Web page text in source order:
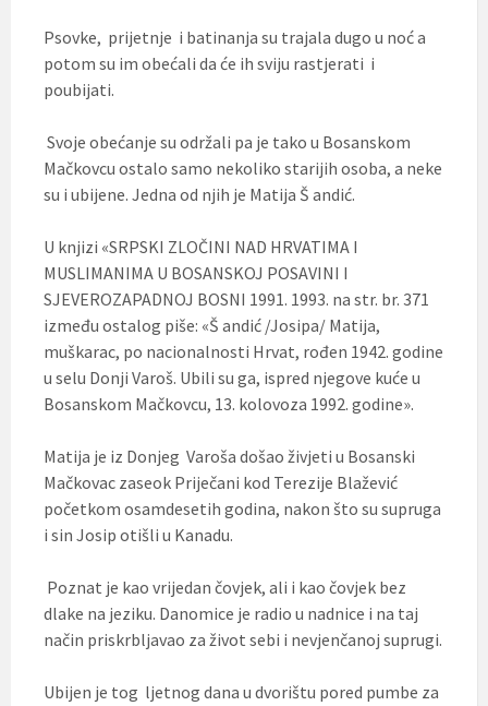
Psovke, prijetnje i batinanja su trajala dugo u noć a
potom su im obećali da će ih sviju rastjerati i
poubijati.
Svoje obećanje su održali pa je tako u Bosanskom
Mačkovcu ostalo samo nekoliko starijih osoba, a neke
su i ubijene. Jedna od njih je Matija Š andić.
U knjizi «SRPSKI ZLOČINI NAD HRVATIMA I
MUSLIMANIMA U BOSANSKOJ POSAVINI I
SJEVEROZAPADNOJ BOSNI 1991. 1993. na str. br. 371
između ostalog piše: «Š andić /Josipa/ Matija,
muškarac, po nacionalnosti Hrvat, rođen 1942. godine
u selu Donji Varoš. Ubili su ga, ispred njegove kuće u
Bosanskom Mačkovcu, 13. kolovoza 1992. godine».
Matija je iz Donjeg Varoša došao živjeti u Bosanski
Mačkovac zaseok Priječani kod Terezije Blažević
početkom osamdesetih godina, nakon što su supruga
i sin Josip otišli u Kanadu.
Poznat je kao vrijedan čovjek, ali i kao čovjek bez
dlake na jeziku. Danomice je radio u nadnice i na taj
način priskrbljavao za život sebi i nevjenčanoj suprugi.
Ubijen je tog ljetnog dana u dvorištu pored pumbe za